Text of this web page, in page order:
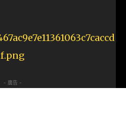
- 廣告 -